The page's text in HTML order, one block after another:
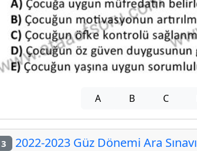
A B C
3 2022-2023 Güz Dönemi Ara Sınavı